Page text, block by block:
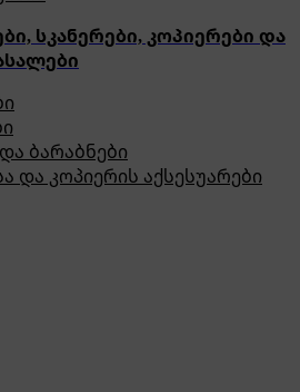
სკანერები, კოპიერები და
ბარაბნები
და კოპიერის აქსესუარები